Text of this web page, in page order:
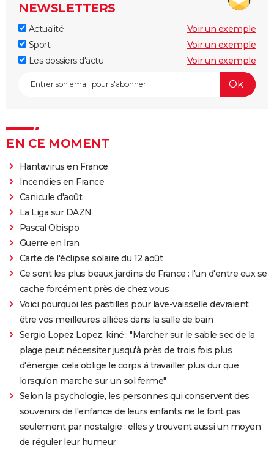
NEWSLETTERS
Actualité
Voir un exemple
Sport
Voir un exemple
Les dossiers d'actu
Voir un exemple
EN CE MOMENT
Hantavirus en France
Incendies en France
Canicule d'août
La Liga sur DAZN
Pascal Obispo
Guerre en Iran
Carte de l'éclipse solaire du 12 août
Ce sont les plus beaux jardins de France : l'un d'entre eux se
cache forcément près de chez vous
Voici pourquoi les pastilles pour lave-vaisselle devraient
être vos meilleures alliées dans la salle de bain
Sergio Lopez Lopez, kiné : "Marcher sur le sable sec de la
plage peut nécessiter jusqu'à près de trois fois plus
d'énergie, cela oblige le corps à travailler plus dur que
lorsqu'on marche sur un sol ferme"
Selon la psychologie, les personnes qui conservent des
souvenirs de l'enfance de leurs enfants ne le font pas
seulement par nostalgie : elles y trouvent aussi un moyen
de réguler leur humeur